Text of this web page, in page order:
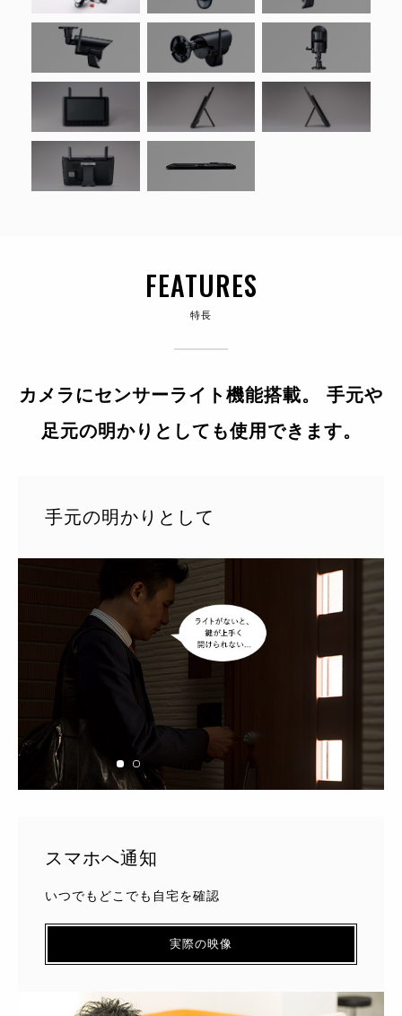
FEATURES
特長
カメラにセンサーライト機能搭載。 手元や
足元の明かりとしても使用できます。
手元の明かりとして
スマホへ通知
いつでもどこでも自宅を確認
実際の映像